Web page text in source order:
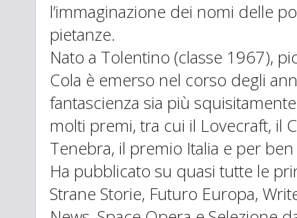
l’immaginazione dei nomi delle
pietanze.
Nato a Tolentino (classe 1967),
Cola è emerso nel corso degli
fantascienza sia più
molti premi, tra cui il Lovecraft, il
Tenebra, il premio Italia e per
Ha pubblicato su quasi tutte le
Strane Storie, Futuro Europa,